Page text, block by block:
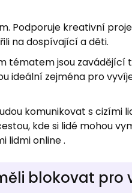
Podporuje kreativní
na dospívající a děti.
tématem jsou zavádějící
ideální zejména pro
komunikovat s cizími
kde si lidé mohou
lidmi online .
blokovat pro